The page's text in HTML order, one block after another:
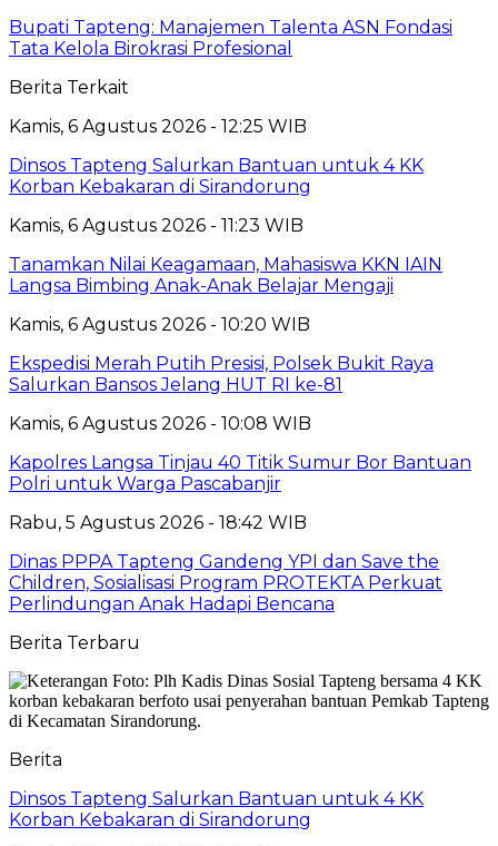
Bupati Tapteng: Manajemen Talenta ASN Fondasi
Tata Kelola Birokrasi Profesional
Berita Terkait
Kamis, 6 Agustus 2026 - 12:25 WIB
Dinsos Tapteng Salurkan Bantuan untuk 4 KK
Korban Kebakaran di Sirandorung
Kamis, 6 Agustus 2026 - 11:23 WIB
Tanamkan Nilai Keagamaan, Mahasiswa KKN IAIN
Langsa Bimbing Anak-Anak Belajar Mengaji
Kamis, 6 Agustus 2026 - 10:20 WIB
Ekspedisi Merah Putih Presisi, Polsek Bukit Raya
Salurkan Bansos Jelang HUT RI ke-81
Kamis, 6 Agustus 2026 - 10:08 WIB
Kapolres Langsa Tinjau 40 Titik Sumur Bor Bantuan
Polri untuk Warga Pascabanjir
Rabu, 5 Agustus 2026 - 18:42 WIB
Dinas PPPA Tapteng Gandeng YPI dan Save the
Children, Sosialisasi Program PROTEKTA Perkuat
Perlindungan Anak Hadapi Bencana
Berita Terbaru
Berita
Dinsos Tapteng Salurkan Bantuan untuk 4 KK
Korban Kebakaran di Sirandorung